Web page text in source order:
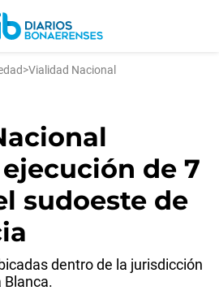
>Vialidad Nacional
de 7
sudoeste de
dentro de la jurisdicción
Blanca.